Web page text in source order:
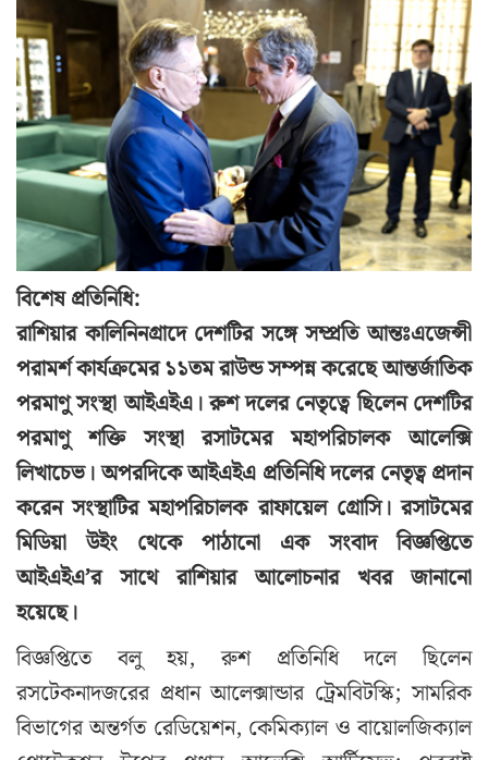
বিশেষ প্রতিনিধি:
রাশিয়ার কালিনিনগ্রাদে দেশটির সঙ্গে সম্প্রতি আন্তঃএজেন্সী
পরামর্শ কার্যক্রমের ১১তম রাউন্ড সম্পন্ন করেছে আন্তর্জাতিক
পরমাণু সংস্থা আইএইএ। রুশ দলের নেতৃত্বে ছিলেন দেশটির
পরমাণু শক্তি সংস্থা রসাটমের মহাপরিচালক আলেক্সি
লিখাচেভ। অপরদিকে আইএইএ প্রতিনিধি দলের নেতৃত্ব প্রদান
করেন সংস্থাটির মহাপরিচালক রাফায়েল গ্রোসি। রসাটমের
মিডিয়া উইং থেকে পাঠানো এক সংবাদ বিজ্ঞপ্তিতে
আইএইএ’র সাথে রাশিয়ার আলোচনার খবর জানানো
হয়েছে।
বিজ্ঞপ্তিতে বলু হয়, রুশ প্রতিনিধি দলে ছিলেন
রসটেকনাদজরের প্রধান আলেক্সান্ডার ট্রেমবিটস্কি; সামরিক
বিভাগের অন্তর্গত রেডিয়েশন, কেমিক্যাল ও বায়োলজিক্যাল